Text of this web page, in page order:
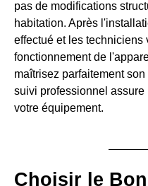
pas de modifications
habitation. Après
effectué et les
fonctionnement de
maîtrisez parfaitement
suivi professionnel
votre équipement.
Choisir le